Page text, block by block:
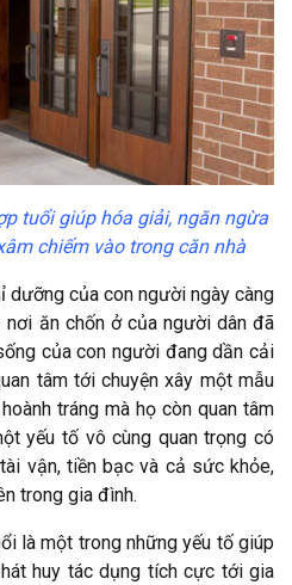
tuổi giúp hóa giải, ngăn ngừa
chiếm vào trong căn nhà
dưỡng của con người ngày càng
ăn chốn ở của người dân đã
của con người đang dần cải
tâm tới chuyện xây một mẫu
tráng mà họ còn quan tâm
yếu tố vô cùng quan trọng có
vận, tiền bạc và cả sức khỏe,
trong gia đình.
là một trong những yếu tố giúp
huy tác dụng tích cực tới gia